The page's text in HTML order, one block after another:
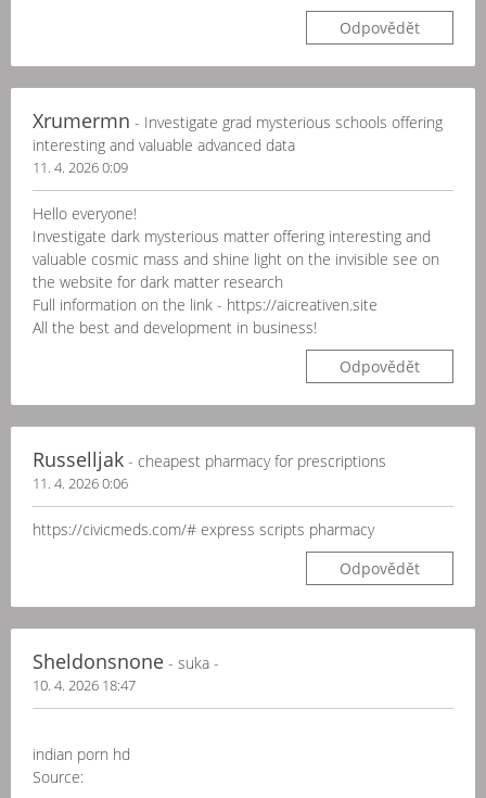
Odpovědět
Xrumermn - Investigate grad mysterious schools offering
interesting and valuable advanced data
11. 4. 2026 0:09
Hello everyone!
Investigate dark mysterious matter offering interesting and
valuable cosmic mass and shine light on the invisible see on
the website for dark matter research
Full information on the link - https://aicreativen.site
All the best and development in business!
Odpovědět
Russelljak - cheapest pharmacy for prescriptions
11. 4. 2026 0:06
https://civicmeds.com/# express scripts pharmacy
Odpovědět
Sheldonsnone - suka -
10. 4. 2026 18:47
indian porn hd
Source: